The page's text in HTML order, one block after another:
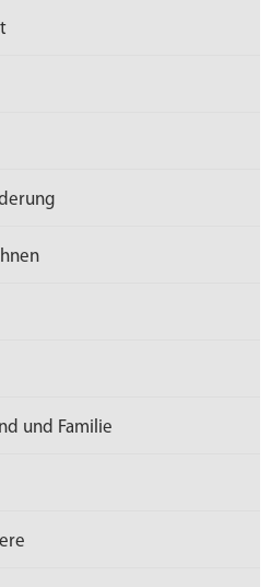
und Familie